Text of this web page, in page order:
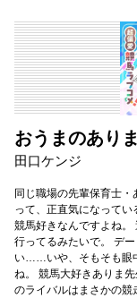
おうまのあり
田口ケンジ
同じ職場の先輩保育士
って、正直気になって
競馬好きなんですよね。
行ってるみたいで。 デ
い……いや、そもそも眼
ね。 競馬大好きありま
のライバルはまさかの競